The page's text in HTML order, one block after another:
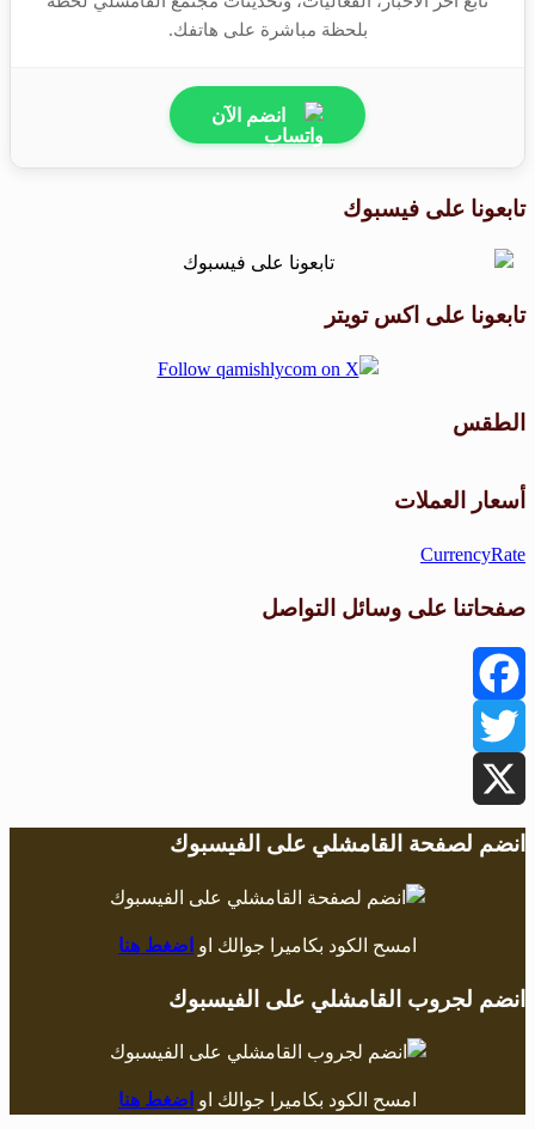
بلحظة مباشرة على هاتفك.
انضم الآن
تابعونا على فيسبوك
تابعونا على اكس تويتر
الطقس
أسعار العملات
CurrencyRate
صفحاتنا على وسائل التواصل
Facebook
Twitter
X
انضم لصفحة القامشلي على الفيسبوك
امسح الكود بكاميرا جوالك او اضغط هنا
انضم لجروب القامشلي على الفيسبوك
امسح الكود بكاميرا جوالك او اضغط هنا